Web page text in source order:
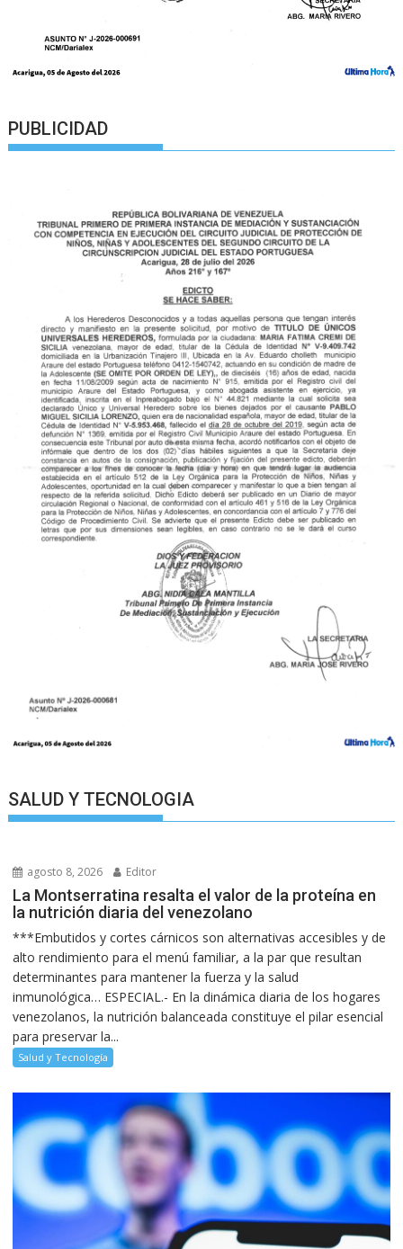
PUBLICIDAD
SALUD Y TECNOLOGIA
agosto 8, 2026 Editor
La Montserratina resalta el valor de la proteína en
la nutrición diaria del venezolano
***Embutidos y cortes cárnicos son alternativas accesibles y de
alto rendimiento para el menú familiar, a la par que resultan
determinantes para mantener la fuerza y la salud
inmunológica… ESPECIAL.- En la dinámica diaria de los hogares
venezolanos, la nutrición balanceada constituye el pilar esencial
para preservar la...
Salud y Tecnología